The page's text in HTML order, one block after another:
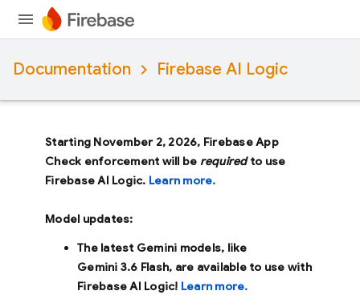
Documentation Firebase AI Logic
Starting November 2, 2026, Firebase App
Check enforcement will be requiredto use
Firebase AI Logic. Learn more.
Model updates:
The latest Gemini models, like
Gemini 3.6 Flash, are available to use with
Firebase AI Logic! Learn more.